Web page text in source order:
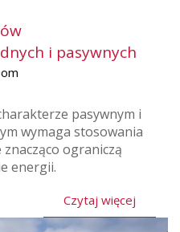
i pasywnych
pasywnym i
wymaga stosowania
ograniczą
energii.
Czytaj więcej